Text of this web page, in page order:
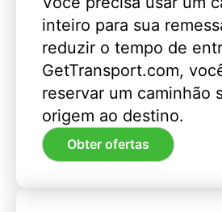
inteiro para sua
reduzir o tempo de
GetTransport.com,
reservar um caminhão
origem ao destino.
Obter ofertas